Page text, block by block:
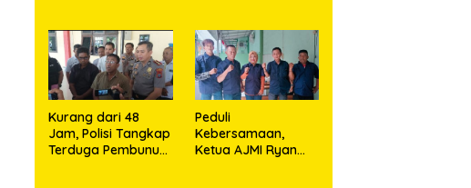
Sebut Objek Salah
Lokasi
Kurang dari 48
Jam, Polisi Tangkap
Terduga Pembunuh
Peduli
Kebersamaan,
Ketua AJMI Ryan